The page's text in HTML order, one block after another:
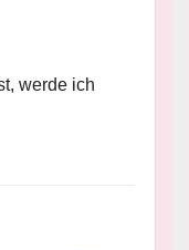
werde ich